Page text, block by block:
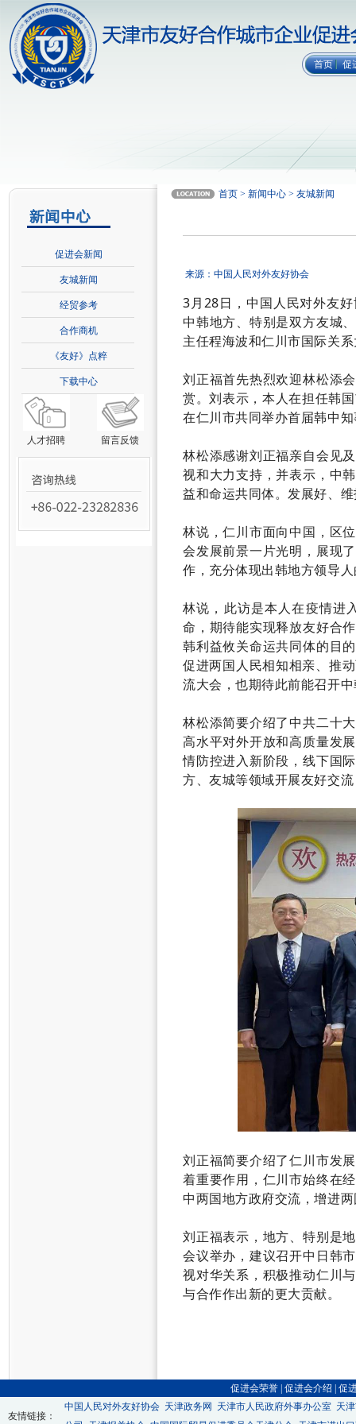
首页 促
促进会新闻
友城新闻
经贸参考
合作商机
《友好》点粹
下载中心
人才招聘 留言反馈
首页 > 新闻中心 > 友城新闻
来源：中国人民对外友好协会
3月28日，中国人民对外友
中韩地方、特别是双方友城
主任程海波和仁川市国际关
刘正福首先热烈欢迎林松添
赏。刘表示，本人在担任韩
在仁川市共同举办首届韩中
林松添感谢刘正福亲自会见
视和大力支持，并表示，中
益和命运共同体。发展好、
林说，仁川市面向中国，区
会发展前景一片光明，展现
作，充分体现出韩地方领导
林说，此访是本人在疫情进
命，期待能实现释放友好合
韩利益攸关命运共同体的目
促进两国人民相知相亲、推
流大会，也期待此前能召开
林松添简要介绍了中共二十
高水平对外开放和高质量发
情防控进入新阶段，线下国
方、友城等领域开展友好交
刘正福简要介绍了仁川市发
着重要作用，仁川市始终在
中两国地方政府交流，增进
刘正福表示，地方、特别是
会议举办，建议召开中日韩
视对华关系，积极推动仁川
与合作作出新的更大贡献。
促进会荣誉 促进会介绍 促
友情链接：
中国人民对外友好协会 天津政务网 天津市人民政府外事办公室 天